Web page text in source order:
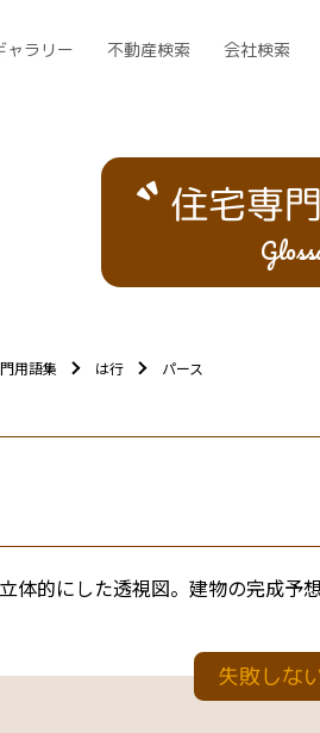
ャラリー 不動産検索 会社検索
住宅専
用語集 は行 パース
体的にした透視図。建物の完成予
失敗しな